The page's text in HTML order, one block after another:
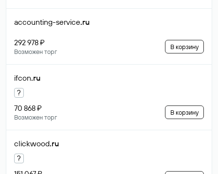
accounting-service.ru
292 978 ₽
Возможен торг
В корзину
ifcon.ru
?
70 868 ₽
Возможен торг
В корзину
clickwood.ru
?